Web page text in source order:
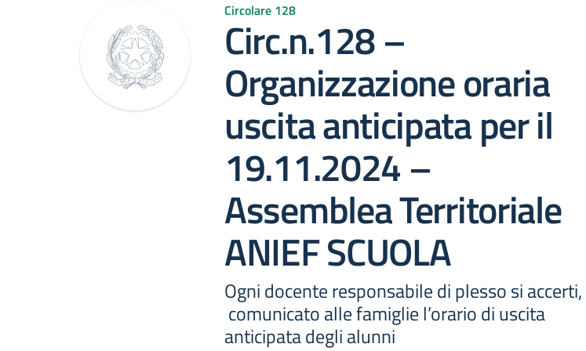
Circolare 128
Circ.n.128 –
Organizzazione oraria
uscita anticipata per il
19.11.2024 –
Assemblea Territoriale
ANIEF SCUOLA
Ogni docente responsabile di plesso si accerti,
comunicato alle famiglie l’orario di uscita
anticipata degli alunni